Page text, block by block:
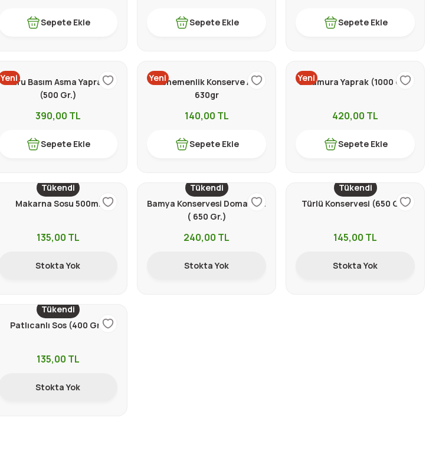
Sepete Ekle Sepete Ekle Sepete Ekle
Yeni
Kuru Basım Asma Yaprağı
(500 Gr.)
390,00 TL
Sepete Ekle
Yeni
Menemenlik Konserve Acı
630gr
140,00 TL
Sepete Ekle
Yeni
Salamura Yaprak (1000 Gr.)
420,00 TL
Sepete Ekle
Tükendi
Makarna Sosu 500ml
135,00 TL
Stokta Yok
Tükendi
Bamya Konservesi Domatesli
( 650 Gr.)
240,00 TL
Stokta Yok
Tükendi
Türlü Konservesi (650 Gr.)
145,00 TL
Stokta Yok
Tükendi
Patlıcanlı Sos (400 Gr.)
135,00 TL
Stokta Yok